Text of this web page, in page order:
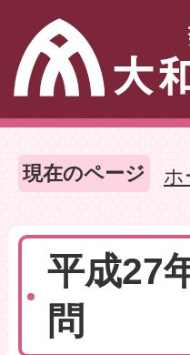
現在のページ ホ
平成27
問